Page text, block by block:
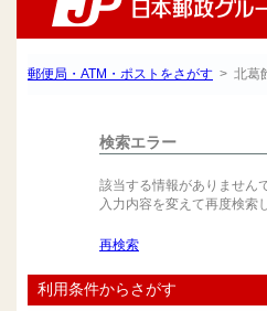
郵便局・ATM・ポストをさがす > 北葛
検索エラー
該当する情報がありません
入力内容を変えて再度検索
再検索
利用条件からさがす